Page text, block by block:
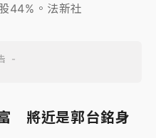
44%。法新社
將近是郭台銘身